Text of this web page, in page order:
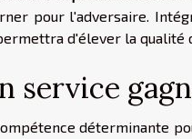
pour l'adversaire.
d'élever la qualité
service
déterminante